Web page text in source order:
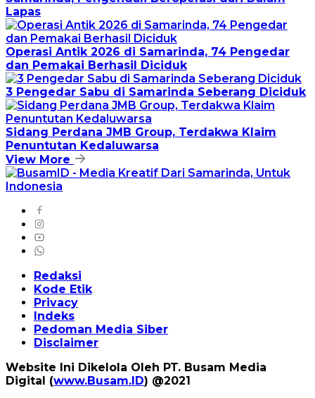
Lapas
Operasi Antik 2026 di Samarinda, 74 Pengedar
dan Pemakai Berhasil Diciduk
3 Pengedar Sabu di Samarinda Seberang Diciduk
Sidang Perdana JMB Group, Terdakwa Klaim
Penuntutan Kedaluwarsa
View More
Redaksi
Kode Etik
Privacy
Indeks
Pedoman Media Siber
Disclaimer
Website Ini Dikelola Oleh PT. Busam Media
Digital (www.Busam.ID) @2021